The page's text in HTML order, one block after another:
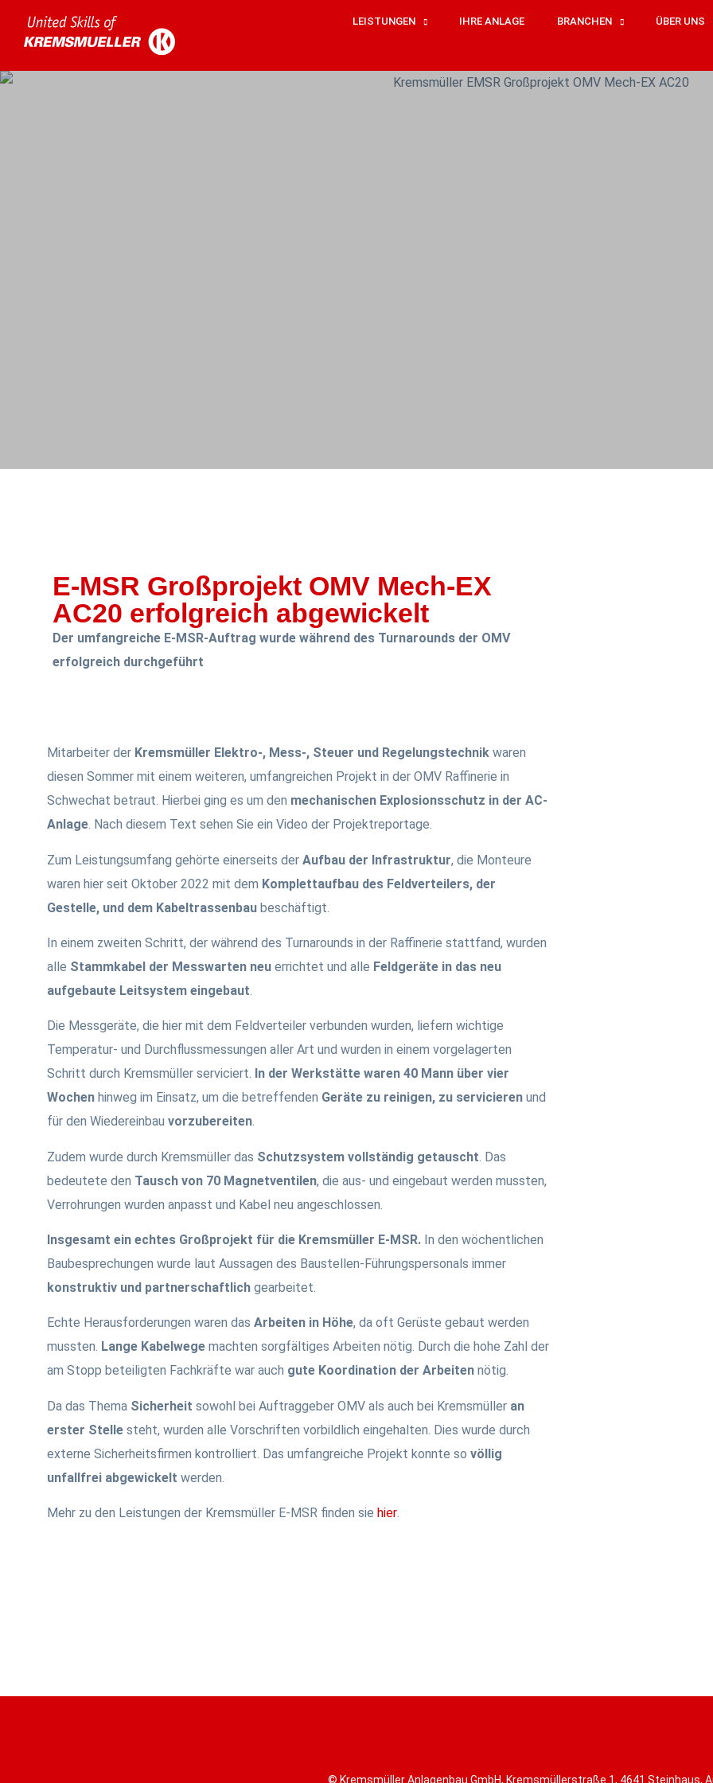
LEISTUNGEN IHRE ANLAGE BRANCHEN ÜBER UNS
E-MSR Großprojekt OMV Mech-EX
AC20 erfolgreich abgewickelt
Der umfangreiche E-MSR-Auftrag wurde während des Turnarounds der OMV
erfolgreich durchgeführt
Mitarbeiter der Kremsmüller Elektro-, Mess-, Steuer und Regelungstechnik waren
diesen Sommer mit einem weiteren, umfangreichen Projekt in der OMV Raffinerie in
Schwechat betraut. Hierbei ging es um den mechanischen Explosionsschutz in der AC-
Anlage. Nach diesem Text sehen Sie ein Video der Projektreportage.
Zum Leistungsumfang gehörte einerseits der Aufbau der Infrastruktur, die Monteure
waren hier seit Oktober 2022 mit dem Komplettaufbau des Feldverteilers, der
Gestelle, und dem Kabeltrassenbau beschäftigt.
In einem zweiten Schritt, der während des Turnarounds in der Raffinerie stattfand, wurden
alle Stammkabel der Messwarten neu errichtet und alle Feldgeräte in das neu
aufgebaute Leitsystem eingebaut.
Die Messgeräte, die hier mit dem Feldverteiler verbunden wurden, liefern wichtige
Temperatur- und Durchflussmessungen aller Art und wurden in einem vorgelagerten
Schritt durch Kremsmüller serviciert. In der Werkstätte waren 40 Mann über vier
Wochen hinweg im Einsatz, um die betreffenden Geräte zu reinigen, zu servicieren und
für den Wiedereinbau vorzubereiten.
Zudem wurde durch Kremsmüller das Schutzsystem vollständig getauscht . Das
bedeutete den Tausch von 70 Magnetventilen, die aus- und eingebaut werden mussten,
Verrohrungen wurden anpasst und Kabel neu angeschlossen.
Insgesamt ein echtes Großprojekt für die Kremsmüller E-MSR. In den wöchentlichen
Baubesprechungen wurde laut Aussagen des Baustellen-Führungspersonals immer
konstruktiv und partnerschaftlich gearbeitet.
Echte Herausforderungen waren das Arbeiten in Höhe, da oft Gerüste gebaut werden
mussten. Lange Kabelwege machten sorgfältiges Arbeiten nötig. Durch die hohe Zahl der
am Stopp beteiligten Fachkräfte war auch gute Koordination der Arbeiten nötig.
Da das Thema Sicherheit sowohl bei Auftraggeber OMV als auch bei Kremsmüller an
erster Stelle steht, wurden alle Vorschriften vorbildlich eingehalten. Dies wurde durch
externe Sicherheitsfirmen kontrolliert. Das umfangreiche Projekt konnte so völlig
unfallfrei abgewickelt werden.
Mehr zu den Leistungen der Kremsmüller E-MSR finden sie hier.
© Kremsmüller Anlagenbau GmbH, Kremsmüllerstraße 1, 4641 Steinhaus,